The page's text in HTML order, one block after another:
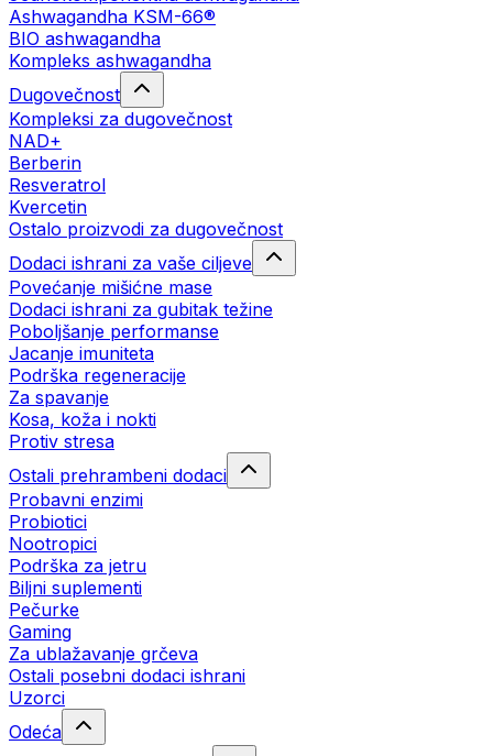
Ashwagandha KSM-66®
BIO ashwagandha
Kompleks ashwagandha
Dugovečnost
Kompleksi za dugovečnost
NAD+
Berberin
Resveratrol
Kvercetin
Ostalo proizvodi za dugovečnost
Dodaci ishrani za vaše ciljeve
Povećanje mišićne mase
Dodaci ishrani za gubitak težine
Poboljšanje performanse
Jacanje imuniteta
Podrška regeneracije
Za spavanje
Kosa, koža i nokti
Protiv stresa
Ostali prehrambeni dodaci
Probavni enzimi
Probiotici
Nootropici
Podrška za jetru
Biljni suplementi
Pečurke
Gaming
Za ublažavanje grčeva
Ostali posebni dodaci ishrani
Uzorci
Odeća